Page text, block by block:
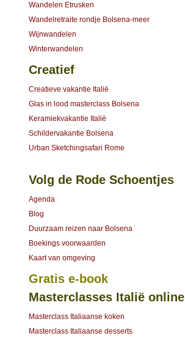
Wandelen Etrusken
Wandelretraite rondje Bolsena-meer
Wijnwandelen
Winterwandelen
Creatief
Creatieve vakantie Italië
Glas in lood masterclass Bolsena
Keramiekvakantie Italië
Schildervakantie Bolsena
Urban Sketchingsafari Rome
Volg de Rode Schoentjes
Agenda
Blog
Duurzaam reizen naar Bolsena
Boekings voorwaarden
Kaart van omgeving
Gratis e-book
Masterclasses Italië online
Masterclass Italiaanse koken
Masterclass Italiaanse desserts